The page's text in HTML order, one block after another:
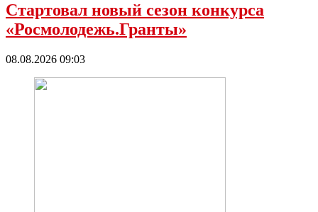
Стартовал новый сезон конкурса
«Росмолодежь.Гранты»
08.08.2026 09:03